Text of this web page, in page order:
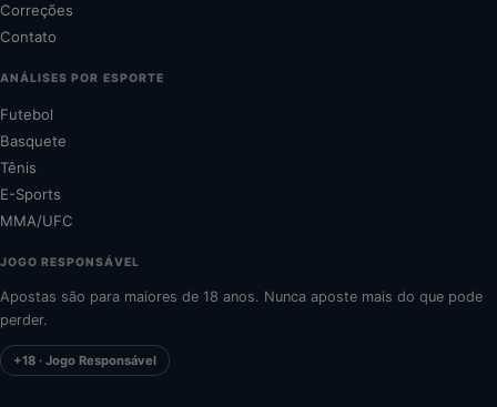
Correções
Contato
ANÁLISES POR ESPORTE
Futebol
Basquete
Tênis
E-Sports
MMA/UFC
JOGO RESPONSÁVEL
Apostas são para maiores de 18 anos. Nunca aposte mais do que pode
perder.
+18 · Jogo Responsável